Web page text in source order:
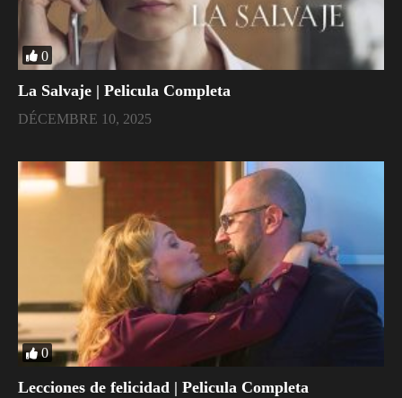
0
La Salvaje | Pelicula Completa
DÉCEMBRE 10, 2025
0
Lecciones de felicidad | Pelicula Completa